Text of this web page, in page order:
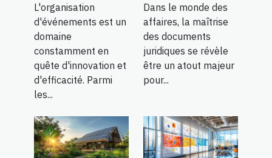
L'organisation
d'événements est un
domaine
constamment en
quête d'innovation et
d'efficacité. Parmi
les...
Dans le monde des
affaires, la maîtrise
des documents
juridiques se révèle
être un atout majeur
pour...